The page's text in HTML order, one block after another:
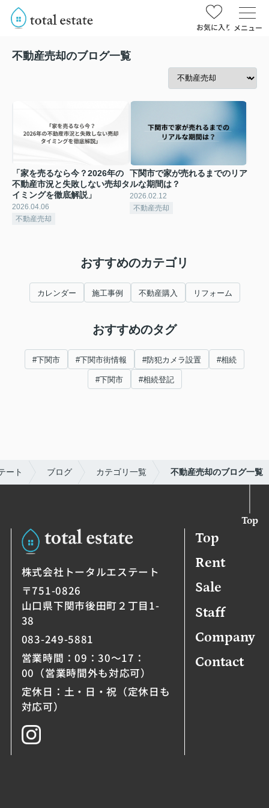
お気に入り メニュー
不動産売却のブログ一覧
「家を売るなら今？2026年の
不動産市況と失敗しない売却タ
イミングを徹底解説」
2026.04.06
不動産売却
下関市で家が売れるまでのリア
ルな期間は？
2026.02.12
不動産売却
おすすめのカテゴリ
カレンダー 施工事例 不動産購入 リフォーム
おすすめのタグ
#下関市 #下関市街情報 #防犯カメラ設置 #相続
#下関市 #相続登記
ート ブログ カテゴリ一覧 不動産売却のブログ一覧
Top
株式会社トータルエステート
〒751-0826
山口県下関市後田町２丁目1-
38
083-249-5881
営業時間：09：30～17：
00（営業時間外も対応可）
定休日：土・日・祝（定休日も
対応可）
Top
Rent
Sale
Staff
Company
Contact